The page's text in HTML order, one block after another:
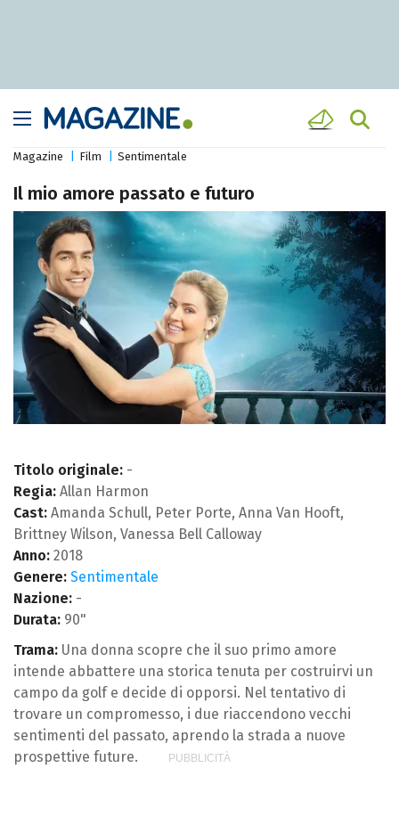
Magazine Film Sentimentale
Il mio amore passato e futuro
Titolo originale: -
Regia: Allan Harmon
Cast: Amanda Schull, Peter Porte, Anna Van Hooft,
Brittney Wilson, Vanessa Bell Calloway
Anno: 2018
Genere: Sentimentale
Nazione: -
Durata: 90"
Trama: Una donna scopre che il suo primo amore
intende abbattere una storica tenuta per costruirvi un
campo da golf e decide di opporsi. Nel tentativo di
trovare un compromesso, i due riaccendono vecchi
sentimenti del passato, aprendo la strada a nuove
prospettive future.